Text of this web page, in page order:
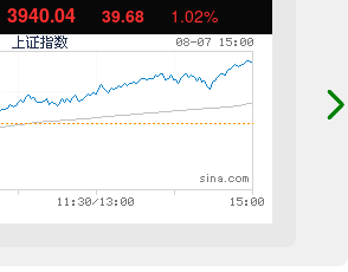
3940.04 39.68 1.02%